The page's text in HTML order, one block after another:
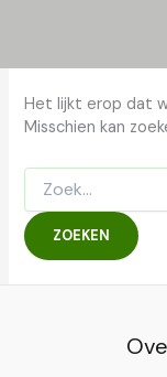
Het lijkt erop dat
Misschien kan
Zoek
naar: